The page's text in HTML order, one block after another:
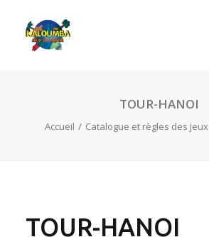
L’ASSOCIATION
ACTUALITÉS
TOUR-HANOI
Accueil Catalogue et règles des jeux
TOUR-HANOI